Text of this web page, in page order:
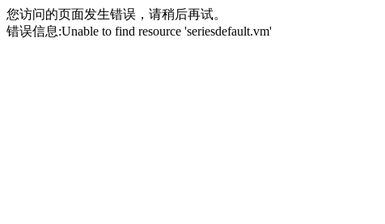
您访问的页面发生错误，请稍后再试。
错误信息:Unable to find resource 'seriesdefault.vm'